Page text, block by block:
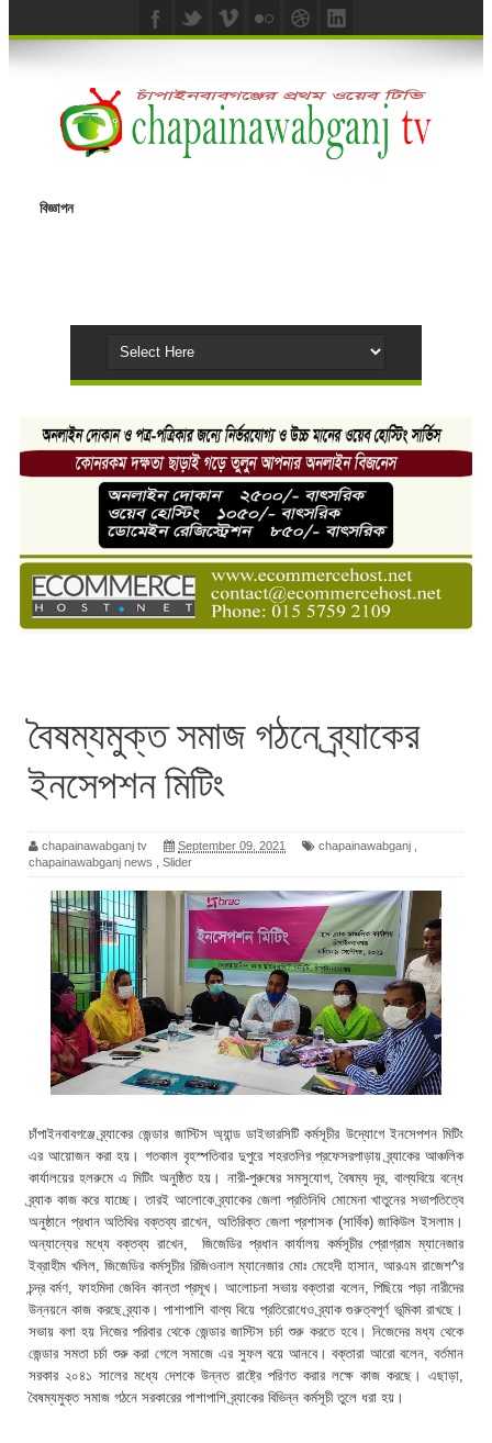
বিজ্ঞাপন
বৈষম্যমুক্ত সমাজ গঠনে ব্র্যাকের
ইনসেপশন মিটিং
chapainawabganj tv September 09, 2021 chapainawabganj
chapainawabganj news
Slider
চাঁপাইনবাবগঞ্জে ব্র্যাকের জেন্ডার জাস্টিস অ্যান্ড ডাইভারসিটি কর্মসূচীর উদ্যোগে ইনসেপশন মিটিং
এর আয়োজন করা হয়। গতকাল বৃহস্পতিবার দুপুরে শহরতলির প্রফেসরপাড়ায় ব্র্যাকের আঞ্চলিক
কার্যালয়ের হলরুমে এ মিটিং অনুষ্ঠিত হয়। নারী-পুরুষের সমসুযোগ, বৈষম্য দূর, বাল্যবিয়ে বন্ধে
ব্র্যাক কাজ করে যাচ্ছে। তারই আলোকে ব্র্যাকের জেলা প্রতিনিধি মোমেনা খাতুনের সভাপতিত্বে
অনুষ্ঠানে প্রধান অতিথির বক্তব্য রাখেন, অতিরিক্ত জেলা প্রশাসক (সার্বিক) জাকিউল ইসলাম।
অন্যান্যের মধ্যে বক্তব্য রাখেন, জিজেডির প্রধান কার্যালয় কর্মসূচীর প্রোগ্রাম ম্যানেজার
ইব্রাহীম খলিল, জিজেডির কর্মসূচীর রিজিওনাল ম্যানেজার মোঃ মেহেদী হাসান, আরএম রাজেশ^র
চন্দ্র বর্মণ, ফাহমিদা জেবিন কান্তা প্রমূখ। আলোচনা সভায় বক্তারা বলেন, পিছিয়ে পড়া নারীদের
উন্নয়নে কাজ করছে ব্র্যাক। পাশাপাশি বাল্য বিয়ে প্রতিরোধেও ব্র্যাক গুরুত্বপূর্ণ ভূমিকা রাখছে।
সভায় বলা হয় নিজের পরিবার থেকে জেন্ডার জাস্টিস চর্চা শুরু করতে হবে। নিজেদের মধ্য থেকে
জেন্ডার সমতা চর্চা শুরু করা গেলে সমাজে এর সুফল বয়ে আনবে। বক্তারা আরো বলেন, বর্তমান
সরকার ২০৪১ সালের মধ্যে দেশকে উন্নত রাষ্ট্রে পরিণত করার লক্ষে কাজ করছে। এছাড়া,
বৈষম্যমুক্ত সমাজ গঠনে সরকারের পাশাপাশি ব্র্যাকের বিভিন্ন কর্মসূচী তুলে ধরা হয়।